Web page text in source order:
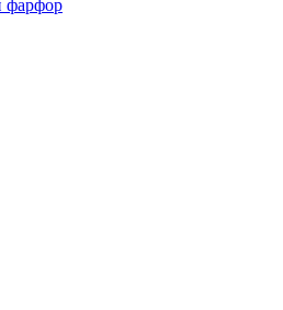
фарфор